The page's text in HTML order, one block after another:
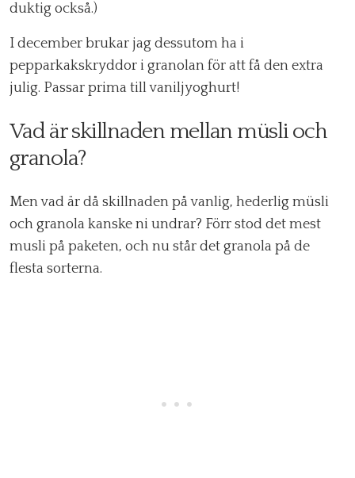
duktig också.)
I december brukar jag dessutom ha i
pepparkakskryddor i granolan för att få den extra
julig. Passar prima till vaniljyoghurt!
Vad är skillnaden mellan müsli och
granola?
Men vad är då skillnaden på vanlig, hederlig müsli
och granola kanske ni undrar? Förr stod det mest
musli på paketen, och nu står det granola på de
flesta sorterna.